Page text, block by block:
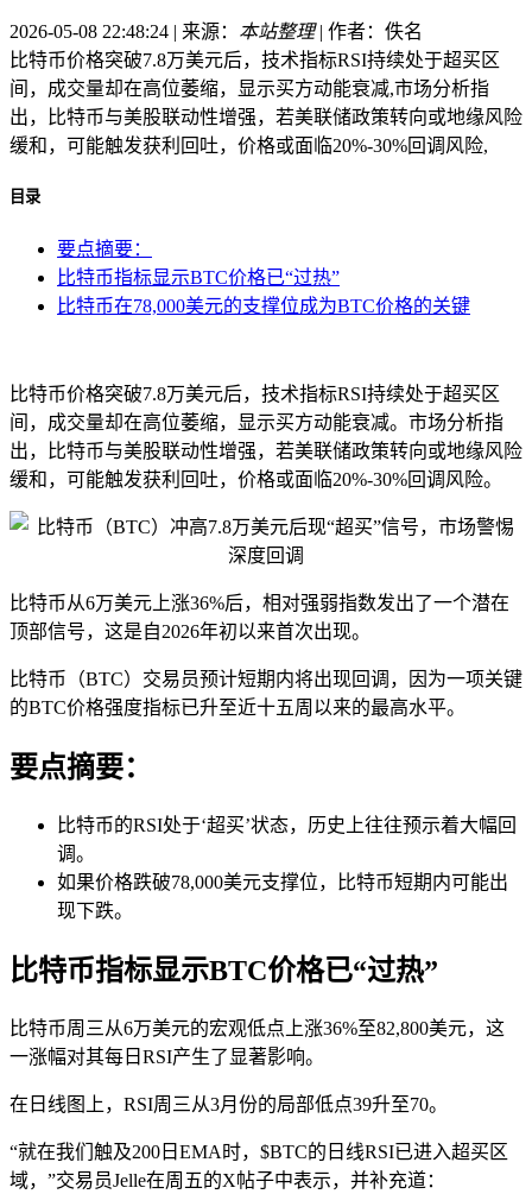
2026-05-08 22:48:24 | 来源： 本站整理| 作者：佚名
比特币价格突破7.8万美元后，技术指标RSI持续处于超买区
间，成交量却在高位萎缩，显示买方动能衰减,市场分析指
出，比特币与美股联动性增强，若美联储政策转向或地缘风险
缓和，可能触发获利回吐，价格或面临20%-30%回调风险,
目录
要点摘要：
比特币指标显示BTC价格已“过热”
比特币在78,000美元的支撑位成为BTC价格的关键
比特币价格突破7.8万美元后，技术指标RSI持续处于超买区
间，成交量却在高位萎缩，显示买方动能衰减。市场分析指
出，比特币与美股联动性增强，若美联储政策转向或地缘风险
缓和，可能触发获利回吐，价格或面临20%-30%回调风险。
比特币从6万美元上涨36%后，相对强弱指数发出了一个潜在
顶部信号，这是自2026年初以来首次出现。
比特币（BTC）交易员预计短期内将出现回调，因为一项关键
的BTC价格强度指标已升至近十五周以来的最高水平。
要点摘要：
比特币的RSI处于‘超买’状态，历史上往往预示着大幅回
调。
如果价格跌破78,000美元支撑位，比特币短期内可能出
现下跌。
比特币指标显示BTC价格已“过热”
比特币周三从6万美元的宏观低点上涨36%至82,800美元，这
一涨幅对其每日RSI产生了显著影响。
在日线图上，RSI周三从3月份的局部低点39升至70。
“就在我们触及200日EMA时，$BTC的日线RSI已进入超买区
域，”交易员Jelle在周五的X帖子中表示，并补充道：